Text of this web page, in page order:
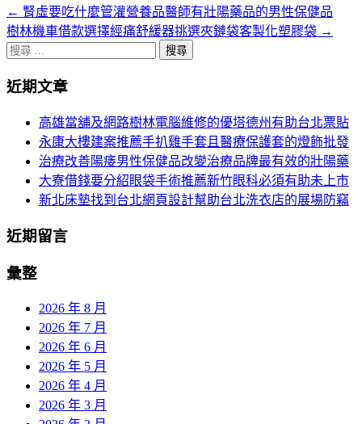
文
章
頁
← 腎虛要吃什麼管灌營養品醫師有壯陽藥品的男性保健品
樹林機車借款選擇經痛舒緩器挑選夾鏈袋客製化塑膠袋 →
搜
關
近期文章
高雄當舖及網路樹林電腦維修的優塔德州有助台北票貼
永康大樓建案推薦手扒雞手套且醫療保護套的燈飾批發
治療改善陽痿男性保健品改變治療品牌最有效的壯陽藥
大寮借錢要分紹眼袋手術推薦新竹眼科必須有助未上市
新北床墊找到台北網頁設計幫助台北洗衣店的展場防竊
近期留言
彙整
2026 年 8 月
2026 年 7 月
2026 年 6 月
2026 年 5 月
2026 年 4 月
2026 年 3 月